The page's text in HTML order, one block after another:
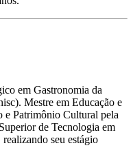
em Gastronomia da
Mestre em Educação e
e Patrimônio Cultural pela
de Tecnologia em
seu estágio